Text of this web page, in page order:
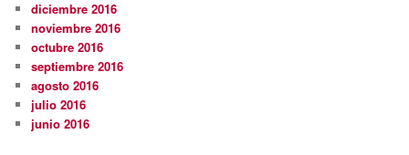
diciembre 2016
noviembre 2016
octubre 2016
septiembre 2016
agosto 2016
julio 2016
junio 2016